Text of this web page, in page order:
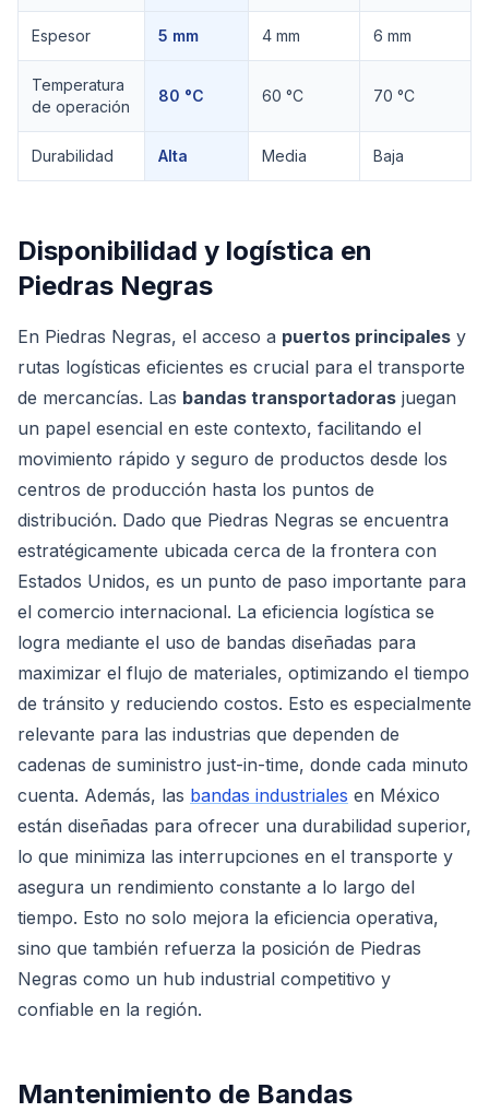
Espesor 5 mm 4 mm 6 mm
Temperatura
de operación
80 °C 60 °C 70 °C
Durabilidad Alta Media Baja
Disponibilidad y logística en
Piedras Negras
En Piedras Negras, el acceso a puertos principales y
rutas logísticas eficientes es crucial para el transporte
de mercancías. Las bandas transportadoras juegan
un papel esencial en este contexto, facilitando el
movimiento rápido y seguro de productos desde los
centros de producción hasta los puntos de
distribución. Dado que Piedras Negras se encuentra
estratégicamente ubicada cerca de la frontera con
Estados Unidos, es un punto de paso importante para
el comercio internacional. La eficiencia logística se
logra mediante el uso de bandas diseñadas para
maximizar el flujo de materiales, optimizando el tiempo
de tránsito y reduciendo costos. Esto es especialmente
relevante para las industrias que dependen de
cadenas de suministro just-in-time, donde cada minuto
cuenta. Además, las bandas industriales en México
están diseñadas para ofrecer una durabilidad superior,
lo que minimiza las interrupciones en el transporte y
asegura un rendimiento constante a lo largo del
tiempo. Esto no solo mejora la eficiencia operativa,
sino que también refuerza la posición de Piedras
Negras como un hub industrial competitivo y
confiable en la región.
Mantenimiento de Bandas